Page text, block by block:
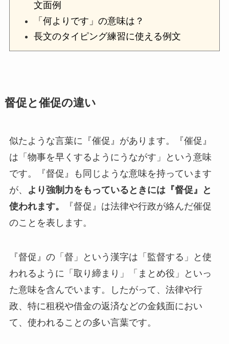
文面例
「何よりです」の意味は？
長文のタイピング練習に使える例文
督促と催促の違い
似たような言葉に『催促』があります。『催促』
は「物事を早くするようにうながす」という意味
です。『督促』も同じような意味を持っています
が、
より強制力をもっているときには『督促』と
使われます。
『督促』は法律や行政が絡んだ催促
のことを表します。
『督促』の「督」という漢字は「監督する」と使
われるように「取り締まり」「まとめ役」といっ
た意味を含んでいます。したがって、法律や行
政、特に租税や借金の返済などの金銭面におい
て、使われることの多い言葉です。